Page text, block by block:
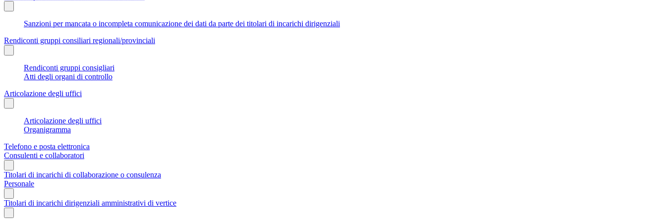
Sanzioni per mancata o incompleta comunicazione dei dati da parte dei titolari di incarichi dirigenziali
Rendiconti gruppi consiliari regionali/provinciali
Rendiconti gruppi consigliari
Atti degli organi di controllo
Articolazione degli uffici
Articolazione degli uffici
Organigramma
Telefono e posta elettronica
Consulenti e collaboratori
Titolari di incarichi di collaborazione o consulenza
Personale
Titolari di incarichi dirigenziali amministrativi di vertice